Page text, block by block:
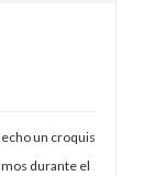
un croquis
durante el